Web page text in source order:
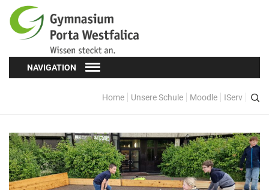
NAVIGATION
Home Unsere Schule Moodle IServ
Schülervertretung (SV)
Oberstufe
Formulare